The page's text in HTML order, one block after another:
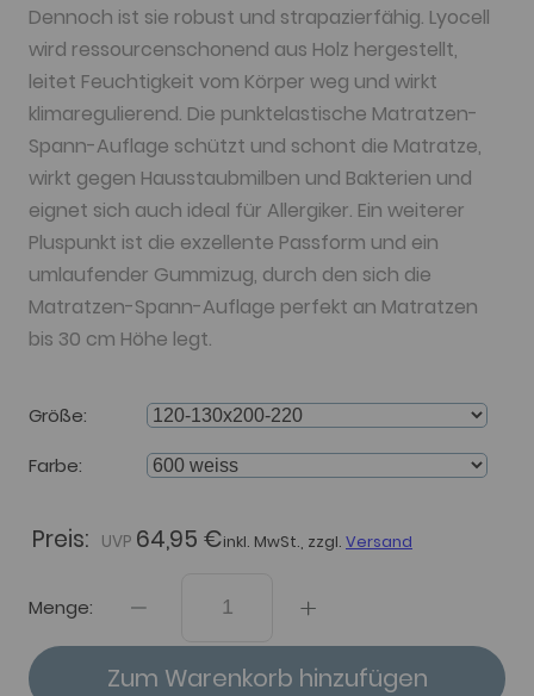
Dennoch ist sie robust und strapazierfähig. Lyocell
wird ressourcenschonend aus Holz hergestellt,
leitet Feuchtigkeit vom Körper weg und wirkt
klimaregulierend. Die punktelastische Matratzen-
Spann-Auflage schützt und schont die Matratze,
wirkt gegen Hausstaubmilben und Bakterien und
eignet sich auch ideal für Allergiker. Ein weiterer
Pluspunkt ist die exzellente Passform und ein
umlaufender Gummizug, durch den sich die
Matratzen-Spann-Auflage perfekt an Matratzen
bis 30 cm Höhe legt.
Größe
Farbe
Preis: 64,95 €inkl. MwSt., zzgl. Versand
Menge:
Zum Warenkorb hinzufügen